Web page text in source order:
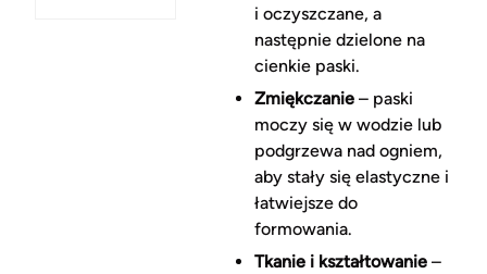
i oczyszczane, a
następnie dzielone na
cienkie paski.
Zmiękczanie– paski
moczy się w wodzie lub
podgrzewa nad ogniem,
aby stały się elastyczne i
łatwiejsze do
formowania.
Tkanie i kształtowanie–